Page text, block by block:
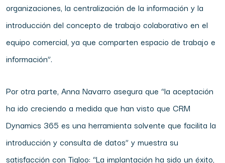
organizaciones, la centralización de la información y la
introducción del concepto de trabajo colaborativo en el
equipo comercial, ya que comparten espacio de trabajo e
información”.
Por otra parte, Anna Navarro asegura que “la aceptación
ha ido creciendo a medida que han visto que CRM
Dynamics 365 es una herramienta solvente que facilita la
introducción y consulta de datos” y muestra su
satisfacción con Tigloo: “La implantación ha sido un éxito,